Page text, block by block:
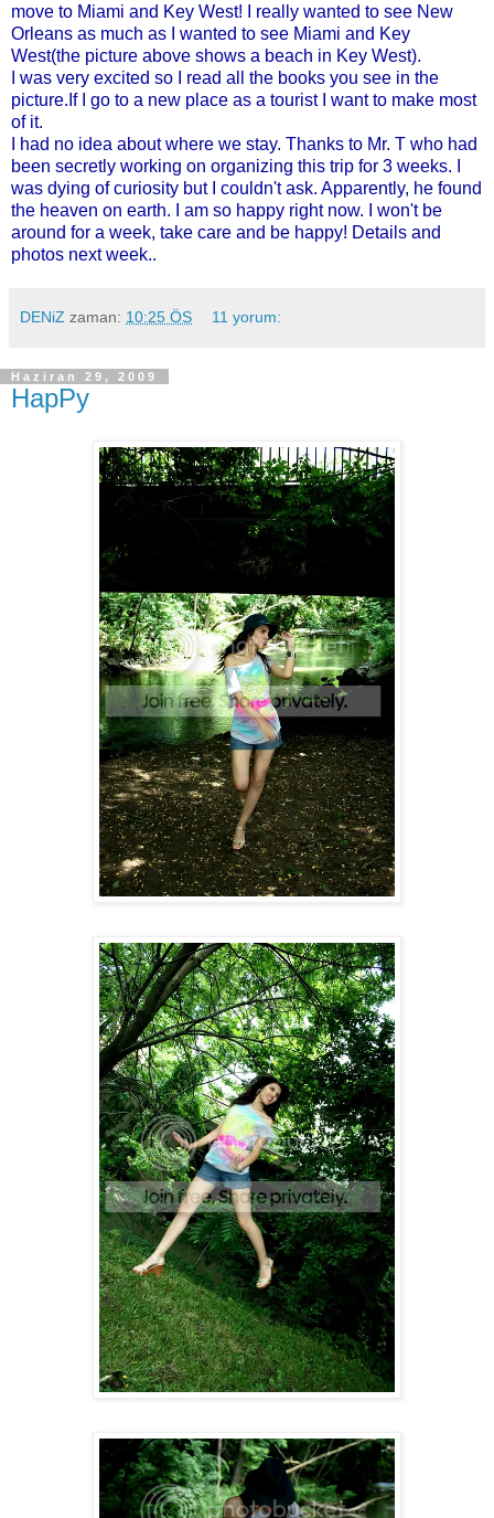
move to Miami and Key West! I really wanted to see New
Orleans as much as I wanted to see Miami and Key
West(the picture above shows a beach in Key West).
I was very excited so I read all the books you see in the
picture.If I go to a new place as a tourist I want to make most
of it.
I had no idea about where we stay. Thanks to Mr. T who had
been secretly working on organizing this trip for 3 weeks. I
was dying of curiosity but I couldn't ask. Apparently, he found
the heaven on earth. I am so happy right now. I won't be
around for a week, take care and be happy! Details and
photos next week..
DENiZ zaman: 10:25 ÖS 11 yorum:
Haziran 29, 2009
HapPy